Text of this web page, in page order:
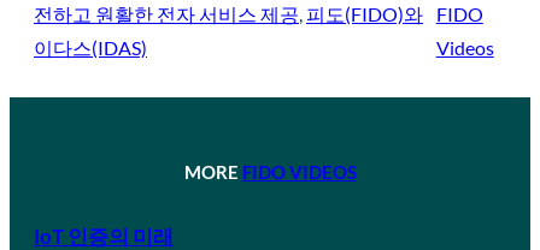
전하고 원활한 전자 서비스 제공 피도(FIDO)와
이다스(IDAS)
FIDO
Videos
MORE FIDO VIDEOS
IoT 인증의 미래